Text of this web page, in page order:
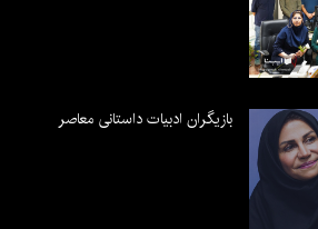
بازیگران ادبیات داستانی معاصر